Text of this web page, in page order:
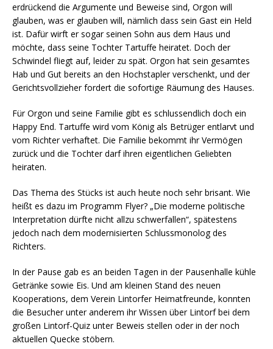
erdrückend die Argumente und Beweise sind, Orgon will
glauben, was er glauben will, nämlich dass sein Gast ein Held
ist. Dafür wirft er sogar seinen Sohn aus dem Haus und
möchte, dass seine Tochter Tartuffe heiratet. Doch der
Schwindel fliegt auf, leider zu spät. Orgon hat sein gesamtes
Hab und Gut bereits an den Hochstapler verschenkt, und der
Gerichtsvollzieher fordert die sofortige Räumung des Hauses.
Für Orgon und seine Familie gibt es schlussendlich doch ein
Happy End. Tartuffe wird vom König als Betrüger entlarvt und
vom Richter verhaftet. Die Familie bekommt ihr Vermögen
zurück und die Tochter darf ihren eigentlichen Geliebten
heiraten.
Das Thema des Stücks ist auch heute noch sehr brisant. Wie
heißt es dazu im Programm Flyer? „Die moderne politische
Interpretation dürfte nicht allzu schwerfallen“, spätestens
jedoch nach dem modernisierten Schlussmonolog des
Richters.
In der Pause gab es an beiden Tagen in der Pausenhalle kühle
Getränke sowie Eis. Und am kleinen Stand des neuen
Kooperations, dem Verein Lintorfer Heimatfreunde, konnten
die Besucher unter anderem ihr Wissen über Lintorf bei dem
großen Lintorf-Quiz unter Beweis stellen oder in der noch
aktuellen Quecke stöbern.